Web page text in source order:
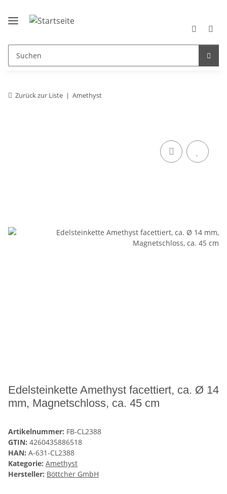
Zurück zur Liste Amethyst
Edelsteinkette Amethyst facettiert, ca. Ø 14
mm, Magnetschloss, ca. 45 cm
Artikelnummer: FB-CL2388
GTIN: 4260435886518
HAN: A-631-CL2388
Kategorie: Amethyst
Hersteller: Böttcher GmbH